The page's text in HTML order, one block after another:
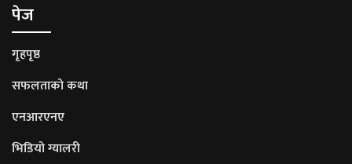
पेज
गृहपृष्ठ
सफलताको कथा
एनआरएनए
भिडियो ग्यालरी